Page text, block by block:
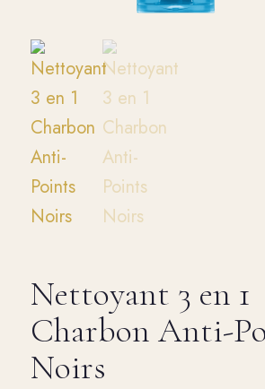
Nettoyant 3 en 1
Charbon Anti-
Noirs